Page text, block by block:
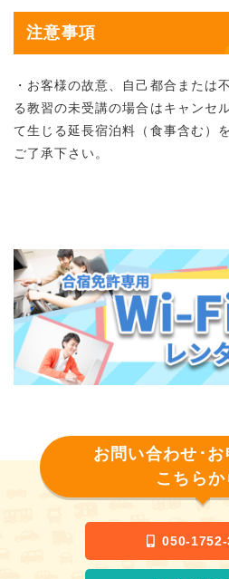
注意事項
・お客様の故意、自己都合または
る教習の未受講の場合はキャンセ
て生じる延長宿泊料（食事含む）
ご了承下さい。
お問い合わせ･
こちら
050-